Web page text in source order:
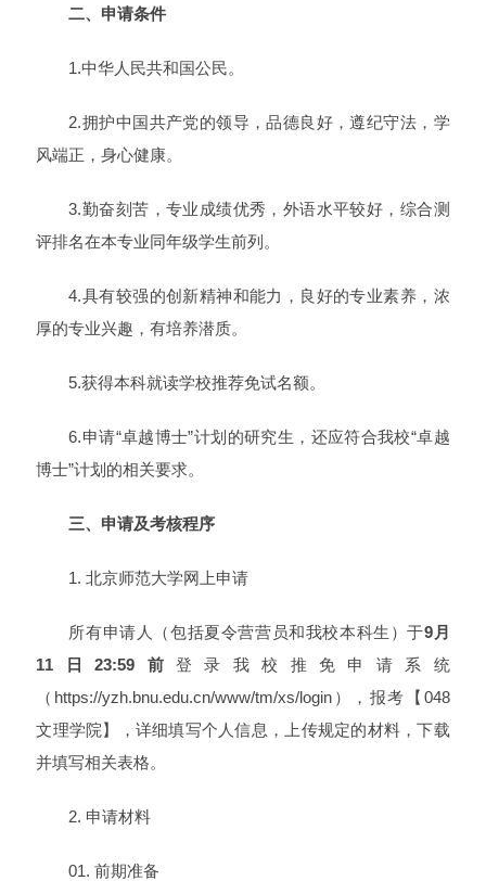
二、申请条件
1.中华人民共和国公民。
2.拥护中国共产党的领导，品德良好，遵纪守法，学
风端正，身心健康。
3.勤奋刻苦，专业成绩优秀，外语水平较好，综合测
评排名在本专业同年级学生前列。
4.具有较强的创新精神和能力，良好的专业素养，浓
厚的专业兴趣，有培养潜质。
5.获得本科就读学校推荐免试名额。
6.申请“卓越博士”计划的研究生，还应符合我校“卓越
博士”计划的相关要求。
三、申请及考核程序
1. 北京师范大学网上申请
所有申请人（包括夏令营营员和我校本科生）于9月
11日23:59前登录我校推免申请系统
（https://yzh.bnu.edu.cn/www/tm/xs/login），报考【048
文理学院】，详细填写个人信息，上传规定的材料，下载
并填写相关表格。
2. 申请材料
01. 前期准备